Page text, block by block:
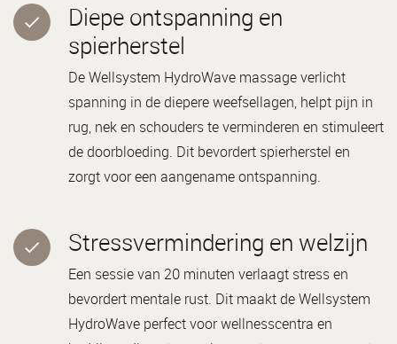
Diepe ontspanning en
spierherstel
De Wellsystem HydroWave massage verlicht
spanning in de diepere weefsellagen, helpt pijn in
rug, nek en schouders te verminderen en stimuleert
de doorbloeding. Dit bevordert spierherstel en
zorgt voor een aangename ontspanning.
Stressvermindering en welzijn
Een sessie van 20 minuten verlaagt stress en
bevordert mentale rust. Dit maakt de Wellsystem
HydroWave perfect voor wellnesscentra en